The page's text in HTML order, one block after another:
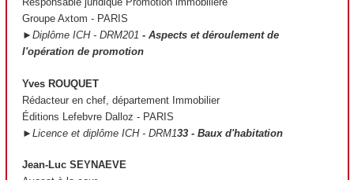
Groupe Axtom - PARIS
►Diplôme ICH - DRM201 - Aspects et déroulement de
l'opération de promotion
Yves ROUQUET
Rédacteur en chef, département Immobilier
Éditions Lefebvre Dalloz - PARIS
►Licence et diplôme ICH - DRM133 - Baux d'habitation
Jean-Luc SEYNAEVE